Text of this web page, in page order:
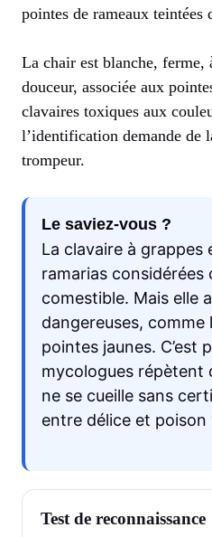
pointes de rameaux
La chair est blanche, ferme,
douceur, associée aux
clavaires toxiques aux
l’identification demande de
trompeur.
Le saviez-vous ?
La clavaire à grappes
ramarias considérées
comestible. Mais elle
dangereuses, comme
pointes jaunes. C’est
mycologues répètent
ne se cueille sans
entre délice et poison
Test de reconnaissance